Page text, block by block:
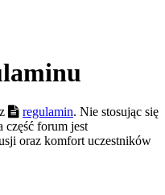
regulamin. Nie stosując się
część forum jest
oraz komfort uczestników